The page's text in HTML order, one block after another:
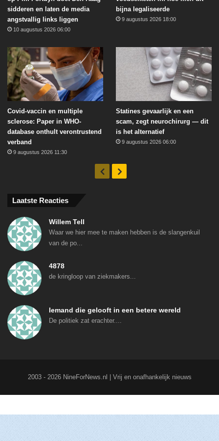
sidderen en laten de media
angstvallig links liggen
10 augustus 2026 06:00
bijna legaliseerde
9 augustus 2026 18:00
Covid-vaccin en multiple
sclerose: Paper in WHO-
database onthult verontrustend
verband
9 augustus 2026 11:30
Statines gevaarlijk en een
scam, zegt neurochirurg — dit
is het alternatief
9 augustus 2026 06:00
VorigeVolgende
Laatste Reacties
Willem Tell
Waar we hier mee te maken hebben is de slangenkuil
van de po...
4878
de kringloop van ziekmakers...
Iemand die gelooft in een betere wereld
De politiek zat erachter....
2003 - 2026 NineForNews.nl | Vrij en onafhankelijk nieuws